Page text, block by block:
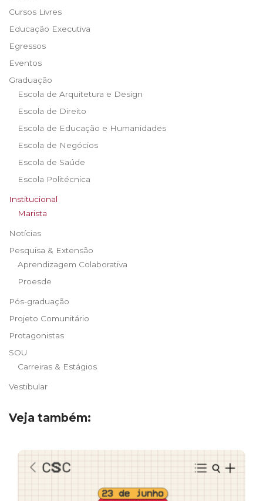
Cursos Livres
Educação Executiva
Egressos
Eventos
Graduação
Escola de Arquitetura e Design
Escola de Direito
Escola de Educação e Humanidades
Escola de Negócios
Escola de Saúde
Escola Politécnica
Institucional
Marista
Notícias
Pesquisa & Extensão
Aprendizagem Colaborativa
Proesde
Pós-graduação
Projeto Comunitário
Protagonistas
SOU
Carreiras & Estágios
Vestibular
Veja também: